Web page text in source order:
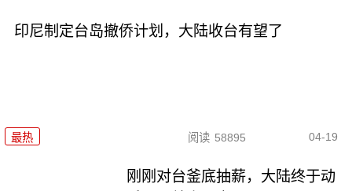
印尼制定台岛撤侨计划，​大陆收台有望了
最热 阅读 58895 04-19
刚刚对台釜底抽薪，大陆终于动